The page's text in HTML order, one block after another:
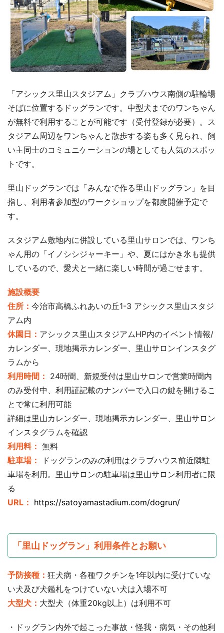
「アシックス里山スタジアム」クラブハウス南側の駐輪場
そばに位置するドッグランです。中型犬までのワンちゃん
が無料で利用することが可能です（受付登録が必要）。ス
タジアム周辺をワンちゃんと散歩する姿も多く見られ、飼
い主同士のコミュニケーションの場としても人気のスポッ
トです。
里山ドッグランでは「みんなで作る里山ドッグラン」を目
指し、利用者参加型のワークショップを都度開催予定で
す。
スタジアム敷地内に併設している里山サロンでは、ワンち
ゃん用の「イノシシジャーキー」や、夏にはかき氷も提供
しているので、愛犬と一緒に楽しい時間が過ごせます。
施設概要
住所： 今治市高橋ふれあいの丘1-3 アシックス里山スタジ
アム内
休園日： アシックス里山スタジアムHP内のイベント情報/
カレンダー、現地掲示カレンダー、里山サロンインスタグ
ラムから
利用時間： 24時間、新規受付は里山サロンで営業時間内
のみ受付中、利用証記載のナンバーで入口の鍵を開けるこ
とで常に利用可能
詳細は里山カレンダー、現地掲示カレンダー、里山サロン
インスタグラムを確認
利用料： 無料
駐車場：
ドッグランのみの利用はクラブハウス前近隣駐
車場を利用。里山サロンの駐車場は里山サロン利用者に限
る
URL： https://satoyamastadium.com/dogrun/
「里山ドッグラン」利用条件とお願い
予防接種： 狂犬病・各種ワクチンを1年以内に受けていな
い犬及び犬鑑札をつけていない犬は入場不可
大型犬： 大型犬（体重20kg以上）は利用不可
・ドッグラン内外で起こった事故・怪我・病気・その他利